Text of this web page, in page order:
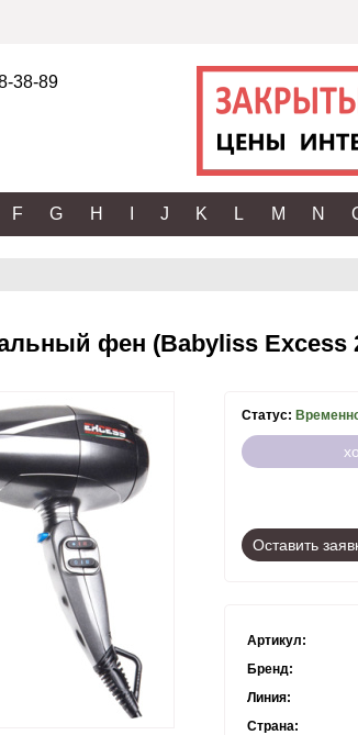
38-89
F G H J K L M N
фен (Babyliss Excess
Статус:
Оставить
Артикул:
Бренд:
Линия:
Страна: